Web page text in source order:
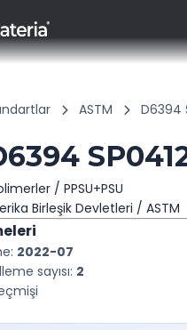
ASTM D6394
/ PPSU+PSU
Birleşik Devletleri / ASTM
2022-07
sayısı: 2